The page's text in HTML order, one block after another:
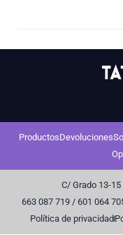
ProductosDevoluciones
C/ Grado 13-
663 087 719 / 601 064
Política de privacidad